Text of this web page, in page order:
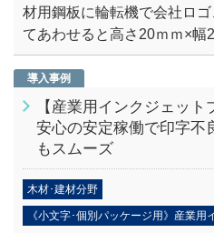
材用鋼板に輪転機で会社ロ
てあわせると高さ20ｍｍ×幅
【産業用インクジェッ
安心の安定稼働で印字不
もスムーズ
導入事例
木材･建材分野
《小文字･個別パッケージ用》産業用